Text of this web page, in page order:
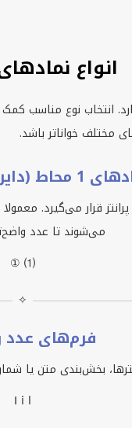
انواع
دارد. انتخاب نوع
مختلف خواناتر باشد.
(دایره‌ای و پرانتزی)
داخل دایره یا پرانتز قرار
می‌شوند تا عدد
① ⑴
✧
فرم‌های عدد
بخش‌بندی متن یا
Ⅰ ⅰ ⅼ